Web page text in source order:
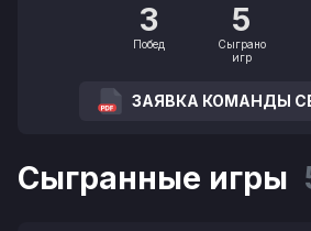
3
Побед
5
Сыграно
игр
ЗАЯВКА КОМАНДЫ
Сыгранные игры